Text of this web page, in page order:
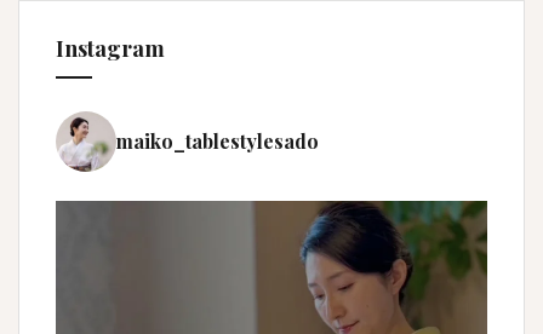
Instagram
maiko_tablestylesado